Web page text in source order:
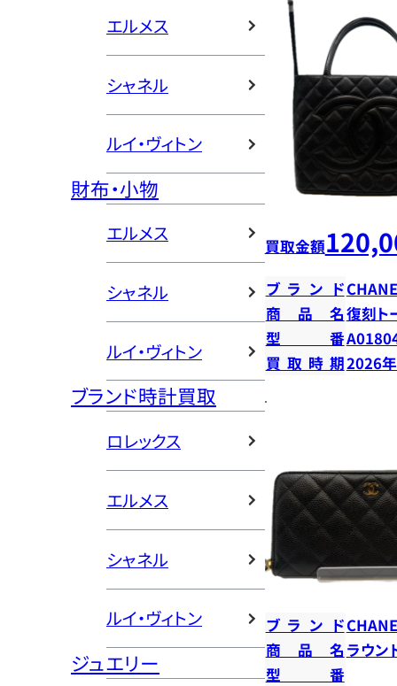
エルメス
シャネル
ルイ・ヴィトン
財布・小物
エルメス
シャネル
ルイ・ヴィトン
ブランド時計買取
ロレックス
エルメス
シャネル
ルイ・ヴィトン
ジュエリー
買取金額
ブランド
商品名復刻ト
型番
買取時期2026
ブランド
商品名 ラウン
型番